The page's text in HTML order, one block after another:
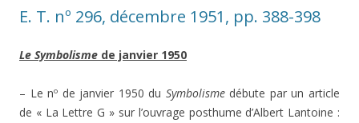
E. T. nº 296, décembre 1951, pp. 388-398
Le Symbolisme de janvier 1950
– Le nº de janvier 1950 du Symbolismedébute par un article
de « La Lettre G » sur l’ouvrage posthume d’Albert Lantoine :